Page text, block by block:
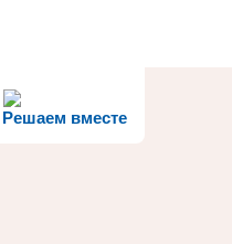
Решаем вместе